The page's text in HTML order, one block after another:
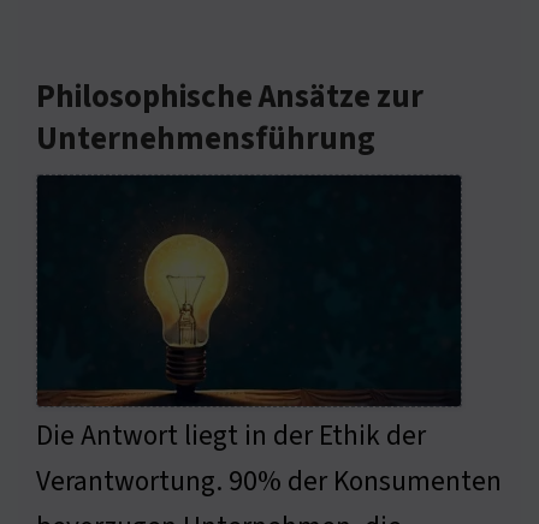
Philosophische Ansätze zur
Unternehmensführung
Die Antwort liegt in der Ethik der
Verantwortung. 90% der Konsumenten